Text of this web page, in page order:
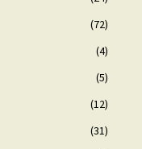
(72)
(4)
(5)
(12)
(31)